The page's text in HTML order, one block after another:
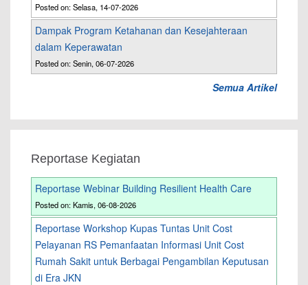
Posted on: Selasa, 14-07-2026
Dampak Program Ketahanan dan Kesejahteraan
dalam Keperawatan
Posted on: Senin, 06-07-2026
Semua Artikel
Reportase Kegiatan
Reportase Webinar Building Resilient Health Care
Posted on: Kamis, 06-08-2026
Reportase Workshop Kupas Tuntas Unit Cost
Pelayanan RS Pemanfaatan Informasi Unit Cost
Rumah Sakit untuk Berbagai Pengambilan Keputusan
di Era JKN